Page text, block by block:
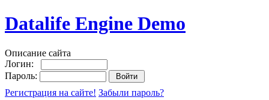
Datalife Engine Demo
Описание сайта
Логин:
Пароль:
Регистрация на сайте! Забыли пароль?